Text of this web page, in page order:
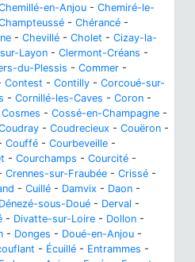
en-Anjou - Chemiré-le-
- Chérancé -
- Chevillé - Cholet - Cizay-la-
Layon - Clermont-Créans -
du-Plessis - Commer -
Contest - Contilly - Corcoué-sur-
- Cornillé-les-Caves - Coron -
Cosmes - Cossé-en-Champagne -
- Coudrecieux - Couëron -
Couffé - Courbeveille -
- Courchamps - Courcité -
Crennes-sur-Fraubée - Crissé -
- Cuillé - Damvix - Daon -
Dénezé-sous-Doué - Derval -
- Divatte-sur-Loire - Dollon -
- Donges - Doué-en-Anjou -
- Écuillé - Entrammes -